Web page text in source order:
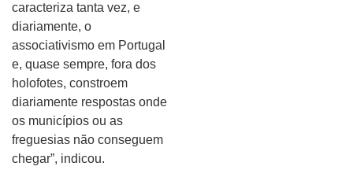
caracteriza tanta vez, e
diariamente, o
associativismo em Portugal
e, quase sempre, fora dos
holofotes, constroem
diariamente respostas onde
os municípios ou as
freguesias não conseguem
chegar”, indicou.